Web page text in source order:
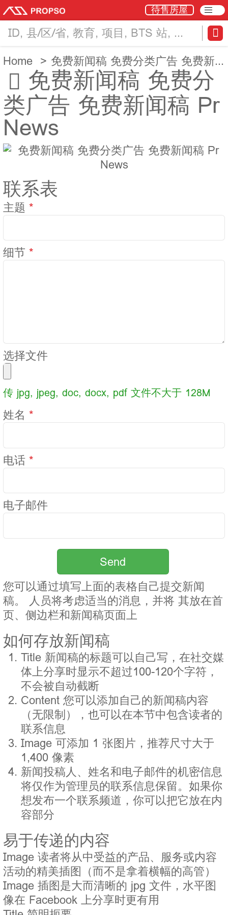
ID, 县/区/省, 教育, 项目, BTS 站, 地
待售房屋
Home 免费新闻稿 免费分类广告 免费新闻稿 Pr News
免费新闻稿 免费分
类广告 免费新闻稿 Pr
News
联系表
主题 *
细节 *
选择文件
传 jpg, jpeg, doc, docx, pdf 文件不大于 128M
姓名 *
电话 *
电子邮件
Send
您可以通过填写上面的表格自己提交新闻
稿。 人员将考虑适当的消息，并将 其放在首
页、侧边栏和新闻稿页面上
如何存放新闻稿
Title 新闻稿的标题可以自己写，在社交媒
体上分享时显示不超过100-120个字符，
不会被自动截断
Content 您可以添加自己的新闻稿内容
（无限制），也可以在本节中包含读者的
联系信息
Image 可添加 1 张图片，推荐尺寸大于
1,400 像素
新闻投稿人、姓名和电子邮件的机密信息
将仅作为管理员的联系信息保留。如果你
想发布一个联系频道，你可以把它放在内
容部分
易于传递的内容
Image 读者将从中受益的产品、服务或内容
活动的精美插图（而不是拿着横幅的高管）
Image 插图是大而清晰的 jpg 文件，水平图
像在 Facebook 上分享时更有用